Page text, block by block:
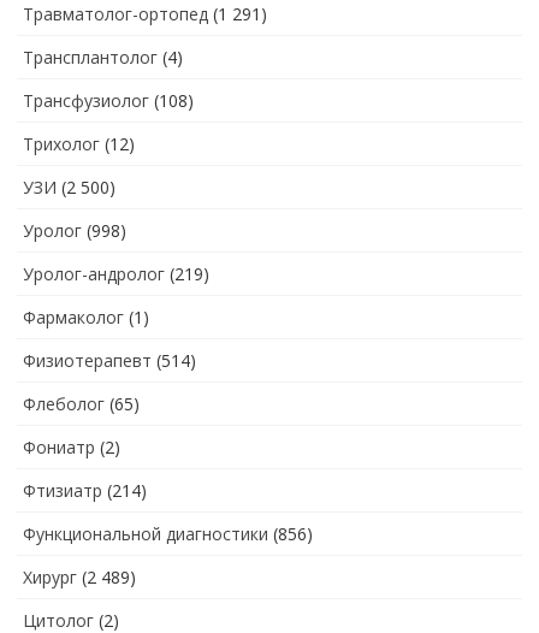
Травматолог-ортопед (1 291)
Трансплантолог (4)
Трансфузиолог (108)
Трихолог (12)
УЗИ (2 500)
Уролог (998)
Уролог-андролог (219)
Фармаколог (1)
Физиотерапевт (514)
Флеболог (65)
Фониатр (2)
Фтизиатр (214)
Функциональной диагностики (856)
Хирург (2 489)
Цитолог (2)